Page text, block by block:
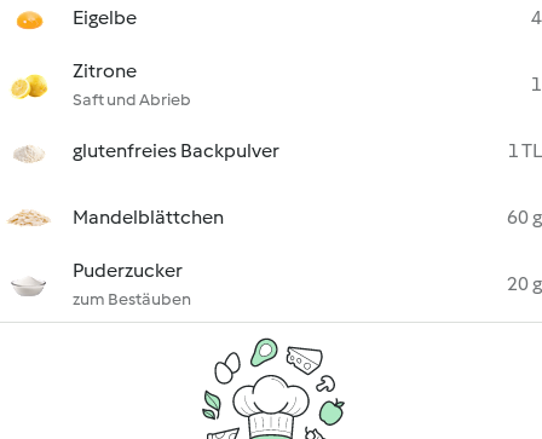
Eigelbe
4
Zitrone
Saft und Abrieb
1
glutenfreies Backpulver 1 TL
Mandelblättchen 60 g
Puderzucker
zum Bestäuben
20 g